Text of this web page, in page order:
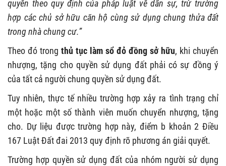
quyền theo quy định của pháp luật về dân sự, trừ trường
hợp các chủ sở hữu căn hộ cùng sử dụng chung thửa đất
trong nhà chung cư.”
Theo đó trong thủ tục làm sổ đỏ đồng sở hữu, khi chuyển
nhượng, tặng cho quyền sử dụng đất phải có sự đồng ý
của tất cả người chung quyền sử dụng đất.
Tuy nhiên, thực tế nhiều trường hợp xảy ra tình trạng chỉ
một hoặc một số thành viên muốn chuyển nhượng, tặng
cho. Dự liệu được trường hợp này, điểm b khoản 2 Điều
167 Luật Đất đai 2013 quy định rõ phương án giải quyết.
Trường hợp quyền sử dụng đất của nhóm người sử dụng